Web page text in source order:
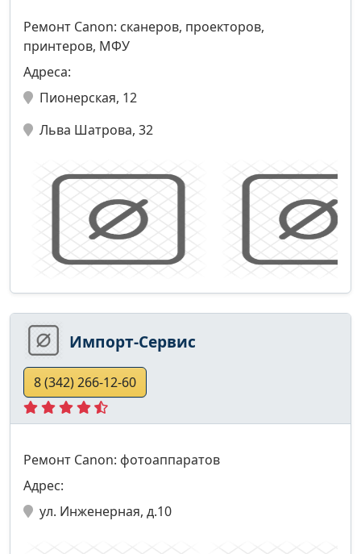
Ремонт Canon: сканеров, проекторов,
принтеров, МФУ
Адреса:
Пионерская, 12
Льва Шатрова, 32
Импорт-Сервис
8 (342) 266-12-60
Ремонт Canon: фотоаппаратов
Адрес:
ул. Инженерная, д.10